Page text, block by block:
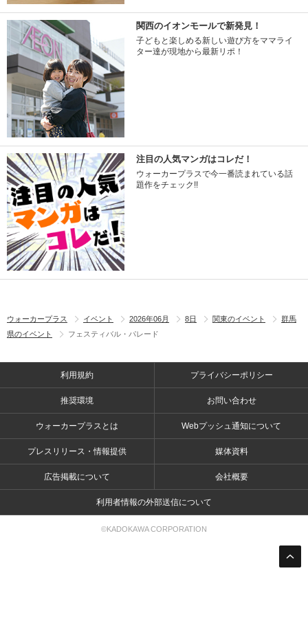
関西のイオンモールで新発見！
子どもと楽しめる新しい遊び方をママライ
ター達が現地から最新リポ！
注目の人気マンガはコレだ！
ウォーカープラスで今一番読まれている話
題作をチェック!!
ウォーカープラス イベント 2026年06月 8日 関東のイベント
群馬
県のイベント
フェスティバル・パレード
利用規約 プライバシーポリシー
推奨環境 お問い合わせ
ウォーカープラスとは Webプッシュ通知について
プレスリリース・情報提供 媒体資料
広告掲載について 会社概要
利用者情報の外部送信について
©KADOKAWA CORPORATION